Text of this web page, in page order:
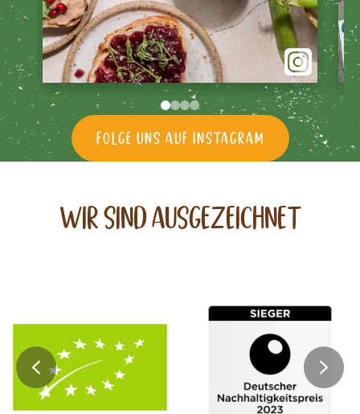
Folge uns auf Instagram
Wir sind Ausgezeichnet